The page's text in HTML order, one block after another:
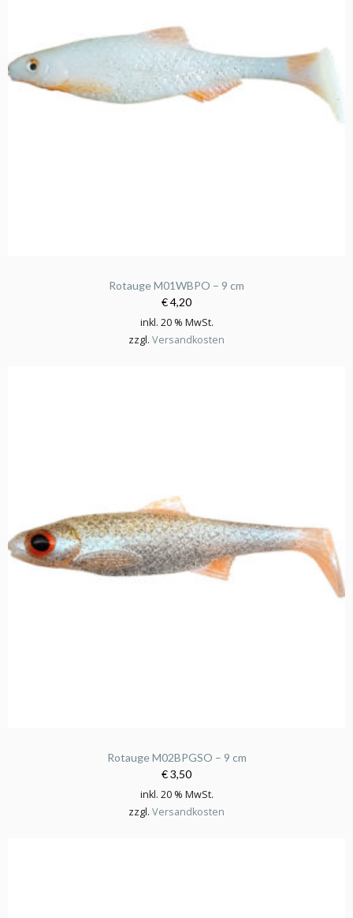
Rotauge M01WBPO – 9 cm
€ 4,20
inkl. 20 % MwSt.
zzgl. Versandkosten
Rotauge M02BPGSO – 9 cm
€ 3,50
inkl. 20 % MwSt.
zzgl. Versandkosten